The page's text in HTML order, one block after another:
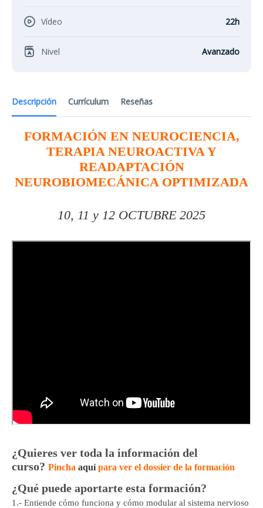
Descripción Currículum Reseñas
FORMACIÓN EN NEUROCIENCIA,
TERAPIA NEUROACTIVA Y
READAPTACIÓN
NEUROBIOMECÁNICA OPTIMIZADA
10, 11 y 12 OCTUBRE 2025
¿Quieres ver toda la información del
curso? Pincha aquí para ver el dossier de la formación
¿Qué puede aportarte esta formación?
1.- Entiende cómo funciona y cómo modular al sistema nervioso
Vídeo 22h
Nivel Avanzado